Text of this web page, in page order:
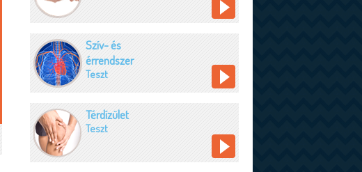
Szív- és
érrendszer
Teszt
Térdízület
Teszt